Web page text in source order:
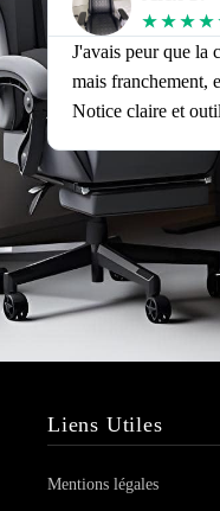
★ ★ ★ ★
J'avais peur que la
mais franchement,
Notice claire et
Liens Utiles
Mentions légales